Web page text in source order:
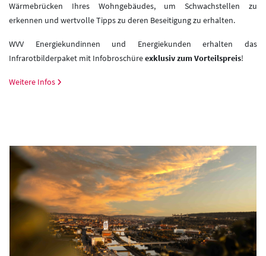
Wärmebrücken Ihres Wohngebäudes, um Schwachstellen zu
erkennen und wertvolle Tipps zu deren Beseitigung zu erhalten.
WVV Energiekundinnen und Energiekunden erhalten das
Infrarotbilderpaket mit Infobroschüreexklusiv zum Vorteilspreis!
Weitere Infos